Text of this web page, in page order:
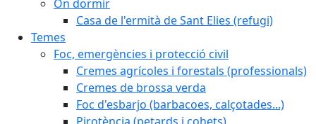
On dormir
Casa de l'ermità de Sant Elies (refugi)
Temes
Foc, emergències i protecció civil
Cremes agrícoles i forestals (professionals)
Cremes de brossa verda
Foc d'esbarjo (barbacoes, calçotades...)